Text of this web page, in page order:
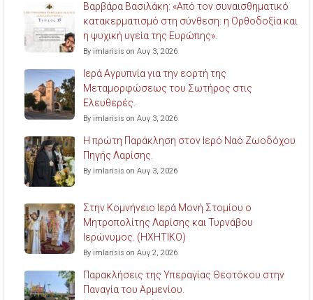
Βαρβάρα Βασιλάκη: «Από τον συναισθηματικό
κατακερματισμό στη σύνθεση: η Ορθοδοξία και
η ψυχική υγεία της Ευρώπης».
By imlarisis on Αυγ 3, 2026
Ιερά Αγρυπνία για την εορτή της
Μεταμορφώσεως του Σωτήρος στις
Ελευθερές.
By imlarisis on Αυγ 3, 2026
Η πρώτη Παράκληση στον Ιερό Ναό Ζωοδόχου
Πηγής Λαρίσης.
By imlarisis on Αυγ 3, 2026
Στην Κομνήνειο Ιερά Μονή Στομίου ο
Μητροπολίτης Λαρίσης και Τυρνάβου
Ιερώνυμος. (ΗΧΗΤΙΚΟ)
By imlarisis on Αυγ 2, 2026
Παρακλήσεις της Υπεραγίας Θεοτόκου στην
Παναγία του Αρμενίου.